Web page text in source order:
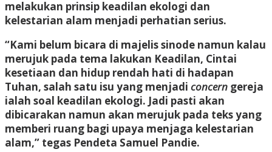
melakukan prinsip keadilan ekologi dan
kelestarian alam menjadi perhatian serius.
“Kami belum bicara di majelis sinode namun kalau
merujuk pada tema lakukan Keadilan, Cintai
kesetiaan dan hidup rendah hati di hadapan
Tuhan, salah satu isu yang menjadi concern gereja
ialah soal keadilan ekologi. Jadi pasti akan
dibicarakan namun akan merujuk pada teks yang
memberi ruang bagi upaya menjaga kelestarian
alam,” tegas Pendeta Samuel Pandie.